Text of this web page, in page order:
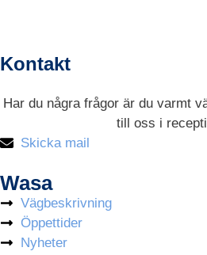
Kontakt
Har du några frågor är du varmt
till oss i
Skicka mail
Wasa
Vägbeskrivning
Öppettider
Nyheter